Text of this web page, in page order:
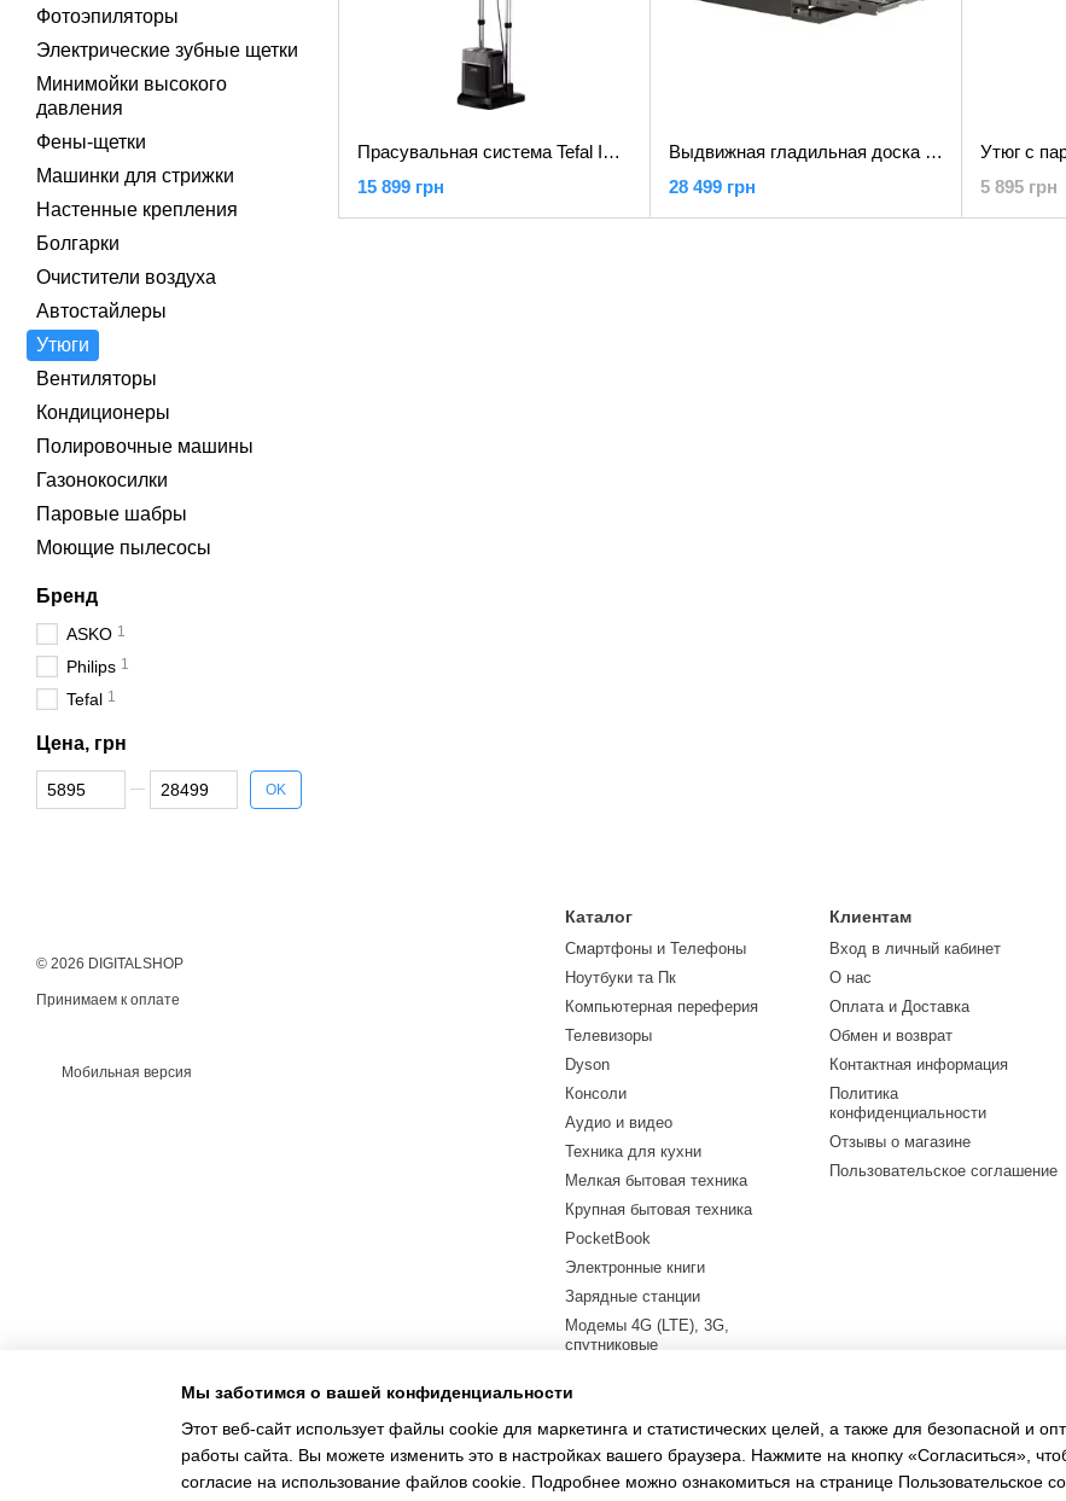
Прасувальная система Tefal IXEO Power QT2028F0 Silver (QT2028F0)
15 899 грн
Выдвижная гладильная доска ASKO HI150T Titanium
28 499 грн
5 895 грн
Фотоэпиляторы
Электрические зубные щетки
Минимойки высокого
давления
Фены-щетки
Машинки для стрижки
Настенные крепления
Болгарки
Очистители воздуха
Автостайлеры
Утюги
Вентиляторы
Кондиционеры
Полировочные машины
Газонокосилки
Паровые шабры
Моющие пылесосы
Бренд
ASKO 1
Philips 1
Tefal 1
Цена, грн
От Цена, грн
До Цена, грн OK
© 2026 DIGITALSHOP
Принимаем к оплате
Мобильная версия
Каталог
Смартфоны и Телефоны
Ноутбуки та Пк
Компьютерная переферия
Телевизоры
Dyson
Консоли
Аудио и видео
Техника для кухни
Мелкая бытовая техника
Крупная бытовая техника
PocketBook
Электронные книги
Зарядные станции
Модемы 4G (LTE), 3G,
спутниковые
Электросамокаты
LEGO
Клиентам
Вход в личный кабинет
О нас
Оплата и Доставка
Обмен и возврат
Контактная информация
Политика
конфиденциальности
Отзывы о магазине
Пользовательское соглашение
Мы заботимся о вашей конфиденциальности
Этот веб-сайт использует файлы cookie для маркетинга и статистических целей, а также для безопасной и
работы сайта. Вы можете изменить это в настройках вашего браузера. Нажмите на кнопку «Согласиться»,
согласие на использование файлов cookie. Подробнее можно ознакомиться на странице Пользовательское